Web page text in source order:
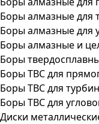
Боры алмазные для
Боры алмазные для
Боры алмазные и
Боры
Боры ТВС для
Боры ТВС для
Боры ТВС для
Диски